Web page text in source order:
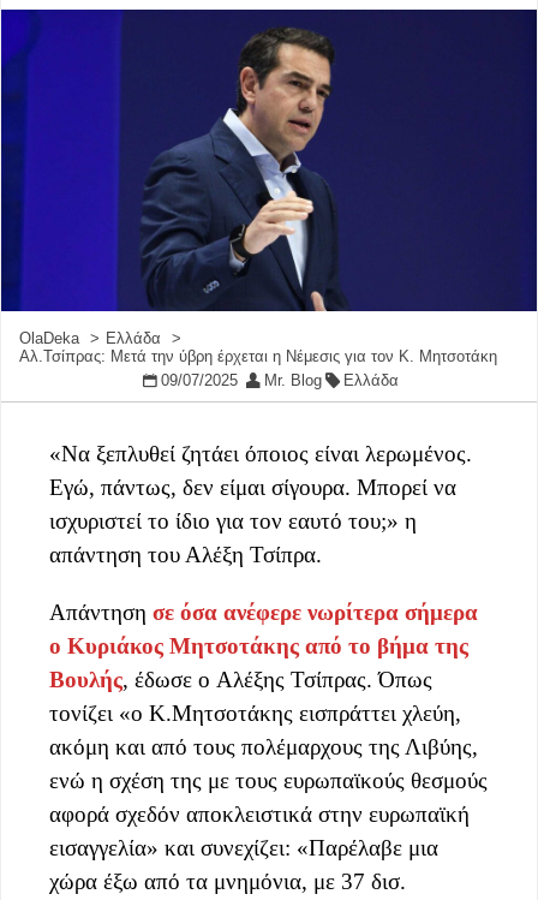
OlaDeka
Ελλάδα
Αλ.Τσίπρας: Μετά την ύβρη έρχεται η Νέμεσις για τον Κ. Μητσοτάκη
09/07/2025
Mr. Blog Ελλάδα
«Να ξεπλυθεί ζητάει όποιος είναι λερωμένος.
Εγώ, πάντως, δεν είμαι σίγουρα. Μπορεί να
ισχυριστεί το ίδιο για τον εαυτό του;» η
απάντηση του Αλέξη Τσίπρα.
Απάντηση σε όσα ανέφερε νωρίτερα σήμερα
ο Κυριάκος Μητσοτάκης από το βήμα της
Βουλής, έδωσε ο Αλέξης Τσίπρας. Όπως
τονίζει «ο Κ.Μητσοτάκης εισπράττει χλεύη,
ακόμη και από τους πολέμαρχους της Λιβύης,
ενώ η σχέση της με τους ευρωπαϊκούς θεσμούς
αφορά σχεδόν αποκλειστικά στην ευρωπαϊκή
εισαγγελία» και συνεχίζει: «Παρέλαβε μια
χώρα έξω από τα μνημόνια, με 37 δισ.